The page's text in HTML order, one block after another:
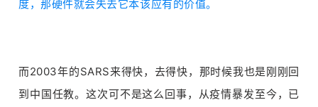
度，那硬件就会失去它本该应有的价值。
而2003年的SARS来得快，去得快，那时候我也是刚刚回
到中国任教。这次可不是这么回事，从疫情暴发至今，已